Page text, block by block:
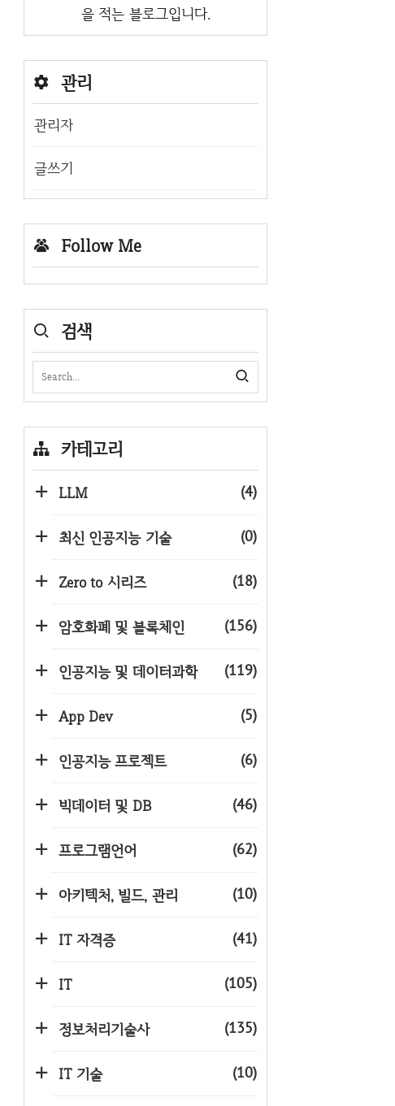
을 적는 블로그입니다.
관리
관리자
글쓰기
Follow Me
검색
카테고리
LLM (4)
최신 인공지능 기술 (0)
Zero to 시리즈 (18)
암호화폐 및 블록체인 (156)
인공지능 및 데이터과학 (119)
App Dev (5)
인공지능 프로젝트 (6)
빅데이터 및 DB (46)
프로그램언어 (62)
아키텍처, 빌드, 관리 (10)
IT 자격증 (41)
IT (105)
정보처리기술사 (135)
IT 기술 (10)